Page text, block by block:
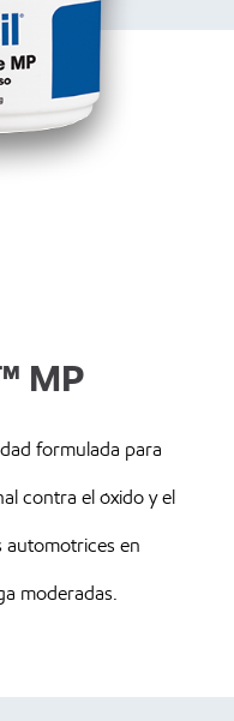
MP
formulada para
contra el óxido y el
automotrices en
moderadas.